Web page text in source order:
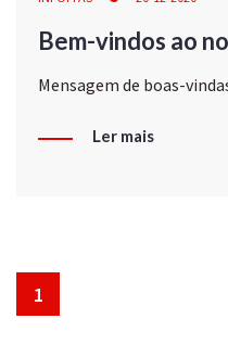
Bem-vindos ao
Mensagem de boas-
Ler mais
1